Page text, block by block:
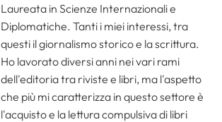
Laureata in Scienze Internazionali e
Diplomatiche. Tanti i miei interessi, tra
questi il giornalismo storico e la scrittura.
Ho lavorato diversi anni nei vari rami
dell'editoria tra riviste e libri, ma l'aspetto
che più mi caratterizza in questo settore è
l'acquisto e la lettura compulsiva di libri